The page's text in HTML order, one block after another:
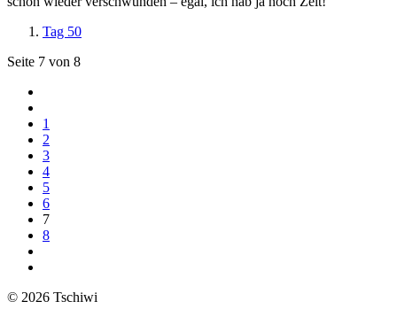
Tag 50
Seite 7 von 8
1
2
3
4
5
6
7
8
© 2026 Tschiwi